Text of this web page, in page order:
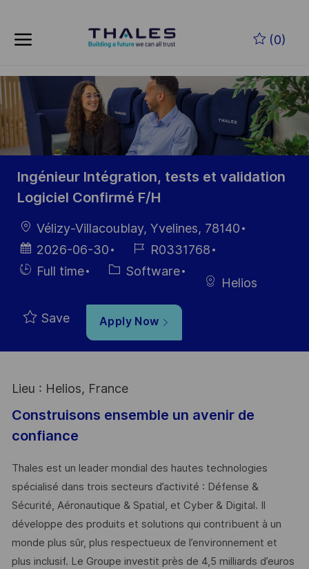
(0)
-
Ingénieur Intégration, tests et validation
Logiciel Confirmé F/H
LocationVélizy-Villacoublay, Yvelines, 78140
Posted
Date
2026-06-30
Job
Id
R0331768
HiringFull time Category
Software
Helios
Save Apply Now
Lieu : Helios, France
Construisons ensemble un avenir de
confiance
Thales est un leader mondial des hautes technologies
spécialisé dans trois secteurs d’activité : Défense &
Sécurité, Aéronautique & Spatial, et Cyber & Digital. Il
développe des produits et solutions qui contribuent à un
monde plus sûr, plus respectueux de l’environnement et
plus inclusif. Le Groupe investit près de 4,5 milliards d’euros